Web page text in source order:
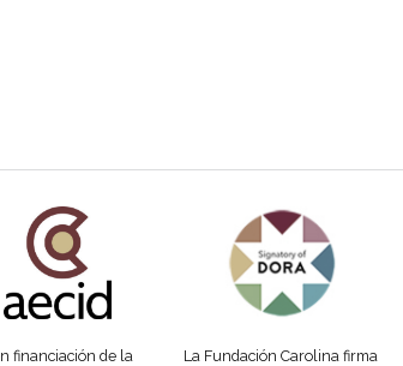
financiación de la
La Fundación Carolina firma